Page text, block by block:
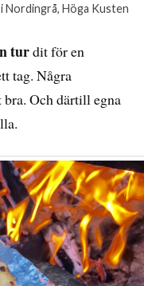
Höga Kusten
turdit för en
tag. Några
Och därtill egna